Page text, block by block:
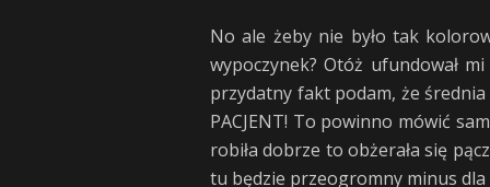
No ale żeby nie było tak
wypoczynek? Otóż ufundował
przydatny fakt podam, że
PACJENT! To powinno mówić
robiła dobrze to obżerała się
tu będzie przeogromny minus